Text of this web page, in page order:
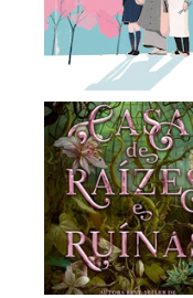
Sukegawa
A Casa de
Ruínas (Irmãs